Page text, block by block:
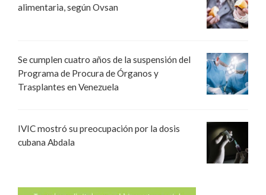
alimentaria, según Ovsan
Se cumplen cuatro años de la suspensión del
Programa de Procura de Órganos y
Trasplantes en Venezuela
IVIC mostró su preocupación por la dosis
cubana Abdala